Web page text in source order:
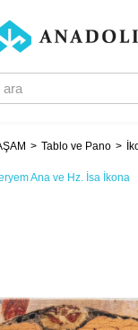
Tablo ve Pano
Ana ve Hz. İsa İkona